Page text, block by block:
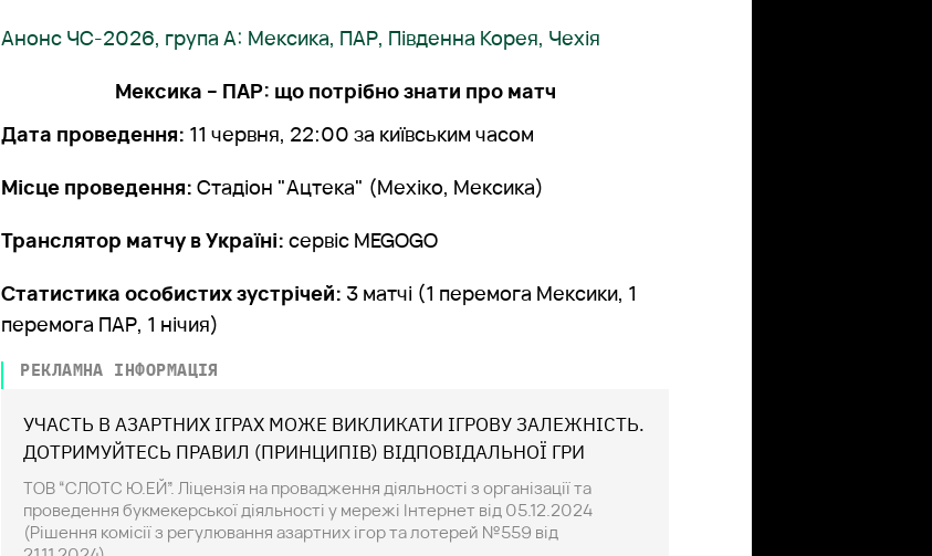
Анонс ЧС-2026, група А: Мексика, ПАР, Південна Корея, Чехія
Мексика – ПАР: що потрібно знати про матч
Дата проведення: 11 червня, 22:00 за київським часом
Місце проведення: Стадіон "Ацтека" (Мехіко, Мексика)
Транслятор матчу в Україні: сервіс MEGOGO
Статистика особистих зустрічей: 3 матчі (1 перемога Мексики, 1
перемога ПАР, 1 нічия)
РЕКЛАМНА ІНФОРМАЦІЯ
УЧАСТЬ В АЗАРТНИХ ІГРАХ МОЖЕ ВИКЛИКАТИ ІГРОВУ ЗАЛЕЖНІСТЬ.
ДОТРИМУЙТЕСЬ ПРАВИЛ (ПРИНЦИПІВ) ВІДПОВІДАЛЬНОЇ ГРИ
ТОВ “СЛОТС Ю.ЕЙ”. Ліцензія на провадження діяльності з організації та
проведення букмекерської діяльності у мережі Інтернет від 05.12.2024
(Рішення комісії з регулювання азартних ігор та лотерей №559 від